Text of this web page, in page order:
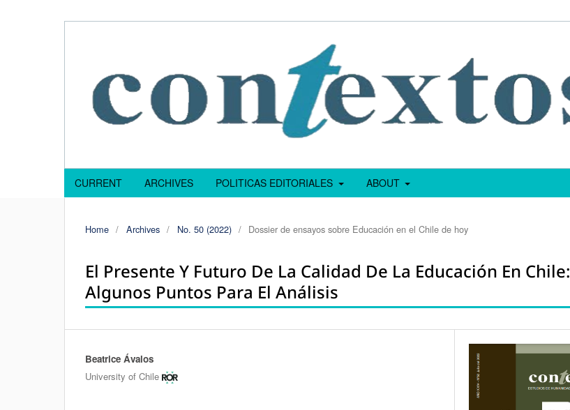
CURRENT ARCHIVES POLITICAS EDITORIALES ABOUT
Home / Archives / No. 50 (2022) / Dossier de ensayos sobre Educación en el Chile de hoy
El Presente Y Futuro De La Calidad De La Educación En Chile:
Algunos Puntos Para El Análisis
Authors
Beatrice Ávalos
University of Chile